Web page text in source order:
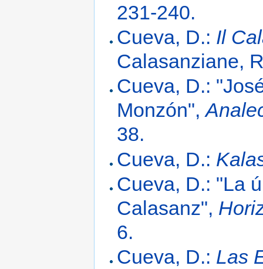
231-240.
Cueva, D.: Il
Calasanziane,
Cueva, D.:
Monzón",
38.
Cueva, D.:
Cueva, D.: "La
Calasanz",
6.
Cueva, D.: Las